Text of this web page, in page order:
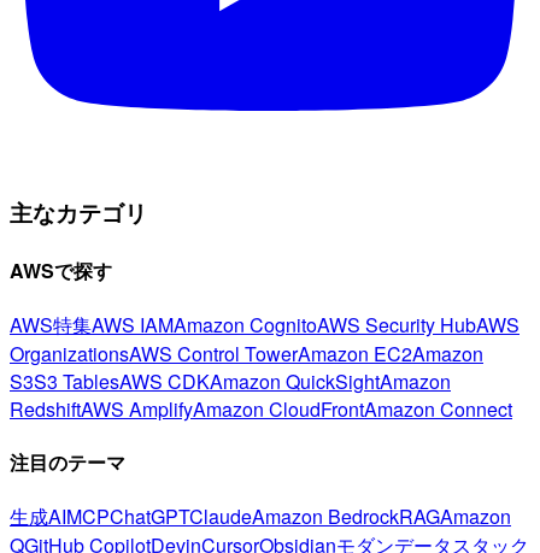
主なカテゴリ
AWSで探す
AWS特集AWS IAMAmazon CognitoAWS Security HubAWS
OrganizationsAWS Control TowerAmazon EC2Amazon
S3S3 TablesAWS CDKAmazon QuickSightAmazon
RedshiftAWS AmplifyAmazon CloudFrontAmazon Connect
注目のテーマ
生成AIMCPChatGPTClaudeAmazon BedrockRAGAmazon
QGitHub CopilotDevinCursorObsidianモダンデータスタック